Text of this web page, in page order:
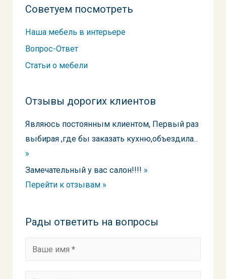
Советуем посмотреть
Наша мебель в интерьере
Вопрос-Ответ
Статьи о мебели
Отзывы дорогих клиентов
Являюсь постоянным клиентом, Первый раз
выбирая ,где бы заказать кухню,объездила...
»
Замечательный у вас салон!!!! »
Перейти к отзывам »
Рады ответить на вопросы